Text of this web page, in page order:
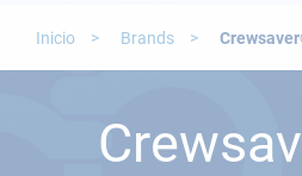
Electricidad
Seguridad
Inicio Brands